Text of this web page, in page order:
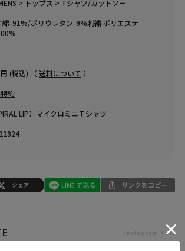
> トップス > Tシャツ/カットソー
綿-91%/ポリウレタン-9%刺繍 ポリエステ
(税込) （ 送料について ）
約
LIP】マイクロミニＴシャツ
Instagram Post